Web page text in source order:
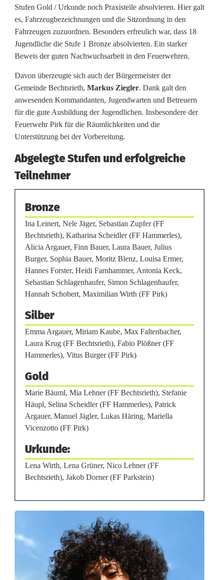
e
u
e
r
w
e
h
r
e
n
g
W
s
Stufen Gold / Urkunde noch Praxisteile absolvieren. Hier galt
es, Fahrzeugbezeichnungen und die Sitzordnung in den
Fahrzeugen zuzuordnen. Besonders erfreulich war, dass 18
Jugendliche die Stufe 1 Bronze absolvierten. Ein starker
Beweis der guten Nachwuchsarbeit in den Feuerwehren.
Davon überzeugte sich auch der Bürgermeister der
Gemeinde Bechtsrieth, Markus Ziegler. Dank galt den
anwesenden Kommandanten, Jugendwarten und Betreuern
für die gute Ausbildung der Jugendlichen. Insbesondere der
Feuerwehr Pirk für die Räumlichkeiten und die
Unterstützung bei der Vorbereitung.
Abgelegte Stufen und erfolgreiche
Teilnehmer
Bronze
Ina Leinert, Nele Jäger, Sebastian Zupfer (FF
Bechtsrieth), Katharina Scheidler (FF Hammerles),
Alicia Argauer, Finn Bauer, Laura Bauer, Julius
Burger, Sophia Bauer, Moritz Blenz, Louisa Ermer,
Hannes Forster, Heidi Farnhammer, Antonia Keck,
Sebastian Schlagenhaufer, Simon Schlagenhaufer,
Hannah Schobert, Maximilian Wirth (FF Pirk)
Silber
Emma Argauer, Miriam Kaube, Max Faltenbacher,
Laura Krug (FF Bechtsrieth), Fabio Plößner (FF
Hammerles), Vitus Burger (FF Pirk)
Gold
Marie Bäuml, Mia Lehner (FF Bechtsrieth), Stefanie
Häupl, Selina Scheidler (FF Hammerles), Patrick
Argauer, Manuel Jägler, Lukas Häring, Mariella
Vicenzotto (FF Pirk)
Urkunde:
Lena Wirth, Lena Grüner, Nico Lehner (FF
Bechtsrieth), Jakob Dorner (FF Parkstein)